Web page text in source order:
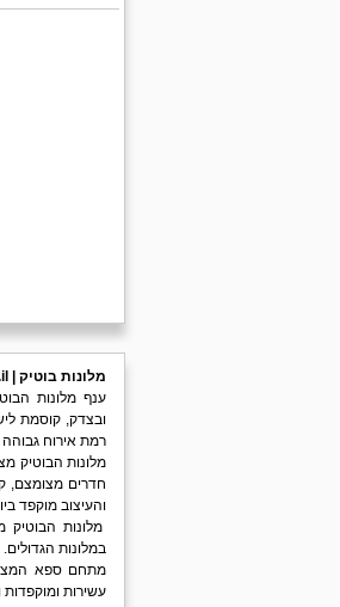
מלונות בוטיק | bordo-hotels.co.il
ענף מלונות
ובצדק, קוסמת
רמת אירוח גבוהה
מלונות הבוטיק
חדרים מצומצם,
והעיצוב מוקפד
מלונות הבוטיק
במלונות
מתחם ספא המציע
עשירות ומוקפדות